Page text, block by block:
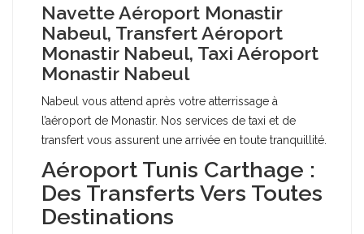
Navette Aéroport Monastir
Nabeul, Transfert Aéroport
Monastir Nabeul, Taxi Aéroport
Monastir Nabeul
Nabeul vous attend après votre atterrissage à
l’aéroport de Monastir. Nos services de taxi et de
transfert vous assurent une arrivée en toute tranquillité.
Aéroport Tunis Carthage :
Des Transferts Vers Toutes
Destinations